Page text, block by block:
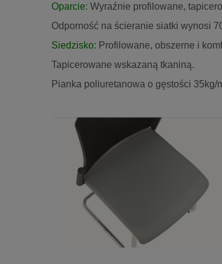
Oparcie: Wyraźnie profilowane,
Odporność na ścieranie siatki wynosi
Siedzisko: Profilowane, obszerne i
Tapicerowane wskazaną tkaniną.
Pianka poliuretanowa o gęstości 35kg/